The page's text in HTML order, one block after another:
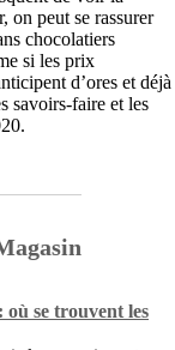
on peut se rassurer
chocolatiers
si les prix
d’ores et déjà
savoirs-faire et les
où se trouvent les